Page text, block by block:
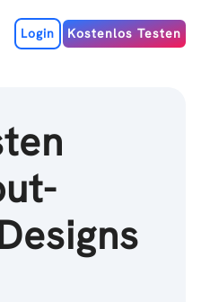
Login Kostenlos Testen